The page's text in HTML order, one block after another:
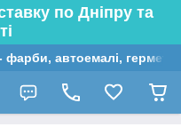
по Дніпру та
фарби, автоемалі,